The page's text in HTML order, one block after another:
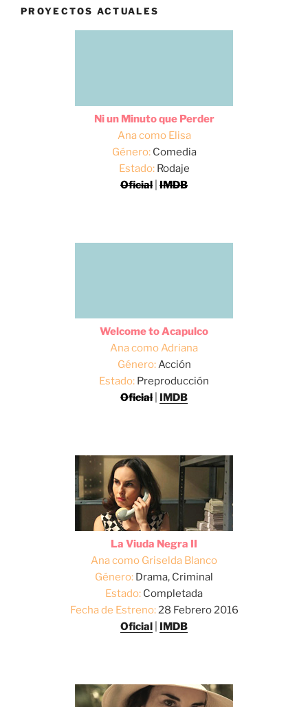
PROYECTOS ACTUALES
Ni un Minuto que Perder
Ana como Elisa
Género:Comedia
Estado:Rodaje
Oficial IMDB
Welcome to Acapulco
Ana como Adriana
Género:Acción
Estado: Preproducción
Oficial
IMDB
La Viuda Negra II
Ana como Griselda Blanco
Género: Drama, Criminal
Estado: Completada
Fecha de Estreno:28 Febrero 2016
Oficial
IMDB